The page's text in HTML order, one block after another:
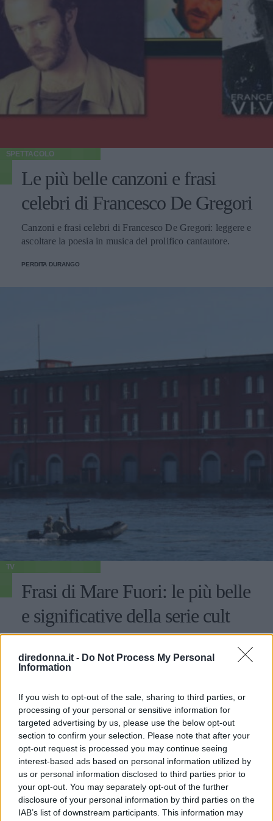
diredonna.it - Do Not Process My Personal
Information
If you wish to opt-out of the sale, sharing to third parties, or
processing of your personal or sensitive information for
targeted advertising by us, please use the below opt-out
section to confirm your selection. Please note that after your
opt-out request is processed you may continue seeing
interest-based ads based on personal information utilized by
us or personal information disclosed to third parties prior to
your opt-out. You may separately opt-out of the further
disclosure of your personal information by third parties on the
IAB’s list of downstream participants. This information may
SPETTACOLO
Le più belle canzoni e frasi
celebri di Francesco De Gregori
Canzoni e frasi celebri di Francesco De Gregori: leggere e
ascoltare la poesia in musica del prolifico cantautore.
PERDITA DURANGO
TV
Frasi di Mare Fuori: le più belle
e significative della serie cult
immaginario: Mare Fuori è una serie che non lascia
indifferenti. Ecco le migliori frasi pronunciate dai